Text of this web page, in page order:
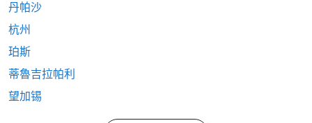
丹帕沙
杭州
珀斯
蒂魯吉拉帕利
望加锡